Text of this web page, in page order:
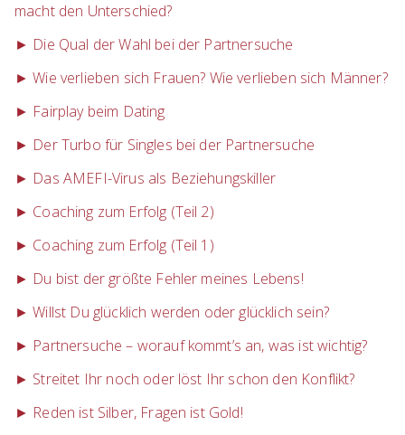
macht den Unterschied?
► Die Qual der Wahl bei der Partnersuche
► Wie verlieben sich Frauen? Wie verlieben sich Männer?
► Fairplay beim Dating
► Der Turbo für Singles bei der Partnersuche
► Das AMEFI-Virus als Beziehungskiller
► Coaching zum Erfolg (Teil 2)
► Coaching zum Erfolg (Teil 1)
► Du bist der größte Fehler meines Lebens!
► Willst Du glücklich werden oder glücklich sein?
► Partnersuche – worauf kommt’s an, was ist wichtig?
► Streitet Ihr noch oder löst Ihr schon den Konflikt?
► Reden ist Silber, Fragen ist Gold!